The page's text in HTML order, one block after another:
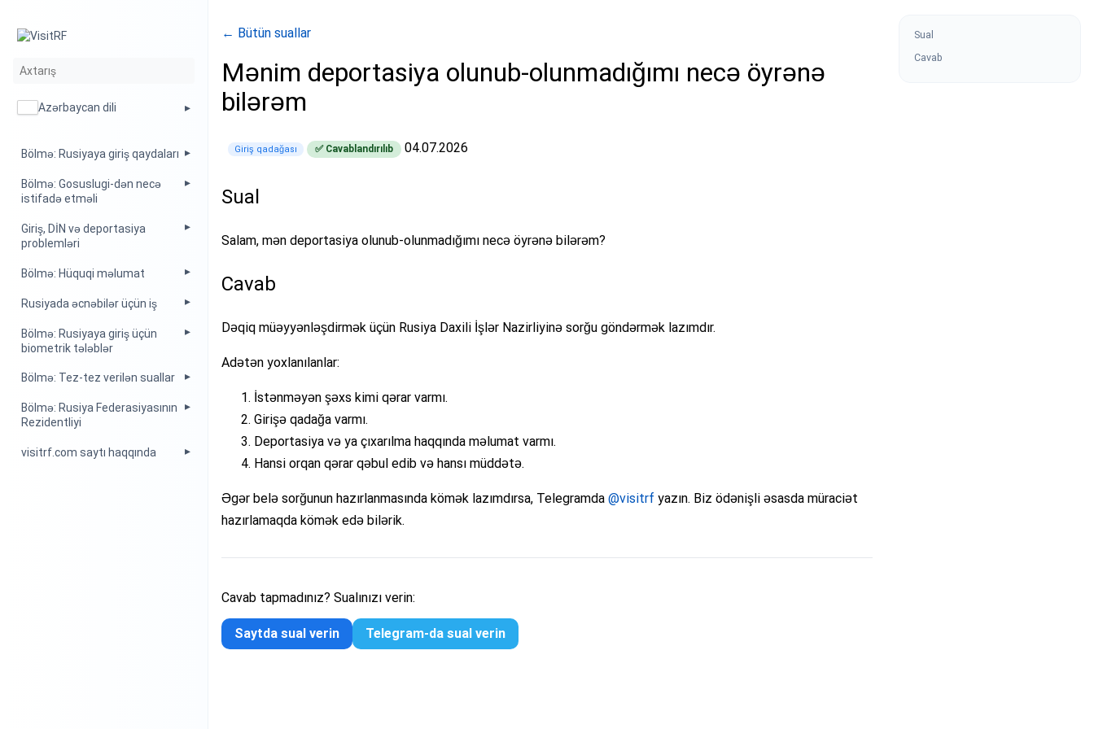
Azərbaycan dili
Bölmə: Rusiyaya giriş qaydaları
Bölmə: Gosuslugi-dən necə
istifadə etməli
Giriş, DİN və deportasiya
problemləri
Bölmə: Hüquqi məlumat
Rusiyada əcnəbilər üçün iş
Bölmə: Rusiyaya giriş üçün
biometrik tələblər
Bölmə: Tez-tez verilən suallar
Bölmə: Rusiya Federasiyasının
Rezidentliyi
visitrf.com saytı haqqında
← Bütün suallar
Mənim deportasiya olunub-olunmadığımı necə öyrənə
bilərəm
Giriş qadağası ✅ Cavablandırılıb 04.07.2026
Sual
Salam, mən deportasiya olunub-olunmadığımı necə öyrənə bilərəm?
Cavab
Dəqiq müəyyənləşdirmək üçün Rusiya Daxili İşlər Nazirliyinə sorğu göndərmək lazımdır.
Adətən yoxlanılanlar:
İstənməyən şəxs kimi qərar varmı.
Girişə qadağa varmı.
Deportasiya və ya çıxarılma haqqında məlumat varmı.
Hansi orqan qərar qəbul edib və hansı müddətə.
Əgər belə sorğunun hazırlanmasında kömək lazımdırsa, Telegramda @visitrf yazın. Biz ödənişli əsasda müraciət
hazırlamaqda kömək edə bilərik.
Cavab tapmadınız? Sualınızı verin:
Saytda sual verin Telegram-da sual verin
Sual
Cavab